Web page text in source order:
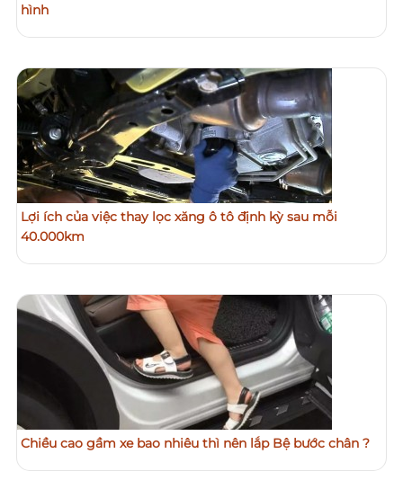
hình
Lợi ích của việc thay lọc xăng ô tô định kỳ sau mỗi
40.000km
Chiều cao gầm xe bao nhiêu thì nên lắp Bệ bước chân ?